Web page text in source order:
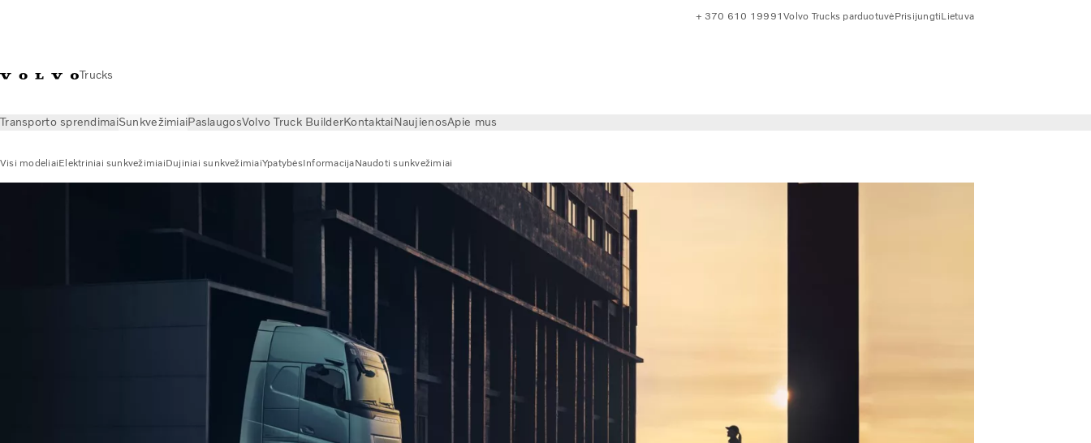
Trucks
+ 370 610 19991Volvo Trucks parduotuvėPrisijungtiLietuva
Transporto sprendimaiSunkvežimiaiPaslaugosVolvo Truck BuilderKontaktaiNaujienosApie mus
Visi modeliaiElektriniai sunkvežimiaiDujiniai sunkvežimiaiYpatybėsInformacijaNaudoti sunkvežimiai